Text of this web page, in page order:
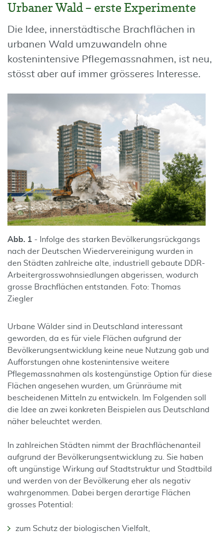
Urbaner Wald – erste Experimente
Die Idee, innerstädtische Brachflächen in
urbanen Wald umzuwandeln ohne
kostenintensive Pflegemassnahmen, ist neu,
stösst aber auf immer grösseres Interesse.
Abb. 1 - Infolge des starken Bevölkerungsrückgangs
nach der Deutschen Wiedervereinigung wurden in
den Städten zahlreiche alte, industriell gebaute DDR-
Arbeitergrosswohnsiedlungen abgerissen, wodurch
grosse Brachflächen entstanden. Foto: Thomas
Ziegler
Urbane Wälder sind in Deutschland interessant
geworden, da es für viele Flächen aufgrund der
Bevölkerungsentwicklung keine neue Nutzung gab und
Aufforstungen ohne kostenintensive weitere
Pflegemassnahmen als kostengünstige Option für diese
Flächen angesehen wurden, um Grünräume mit
bescheidenen Mitteln zu entwickeln. Im Folgenden soll
die Idee an zwei konkreten Beispielen aus Deutschland
näher beleuchtet werden.
In zahlreichen Städten nimmt der Brachflächenanteil
aufgrund der Bevölkerungsentwicklung zu. Sie haben
oft ungünstige Wirkung auf Stadtstruktur und Stadtbild
und werden von der Bevölkerung eher als negativ
wahrgenommen. Dabei bergen derartige Flächen
grosses Potential:
zum Schutz der biologischen Vielfalt,